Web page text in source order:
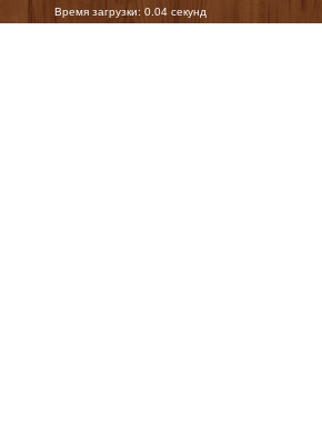
Время загрузки: 0.04 секунд